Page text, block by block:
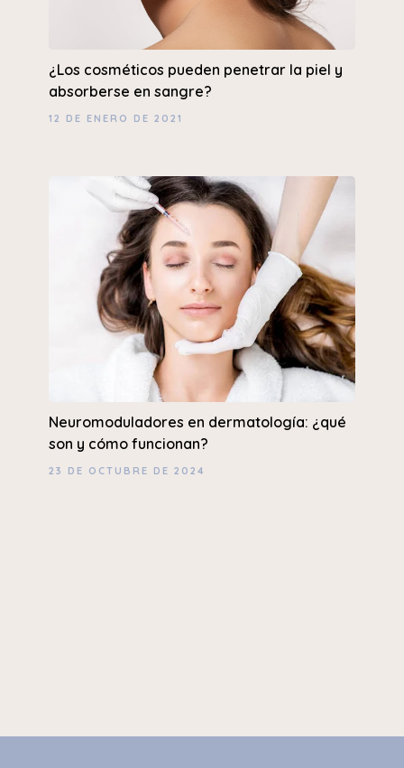
¿Los cosméticos pueden penetrar la piel y
absorberse en sangre?
12 DE ENERO DE 2021
Neuromoduladores en dermatología: ¿qué
son y cómo funcionan?
23 DE OCTUBRE DE 2024